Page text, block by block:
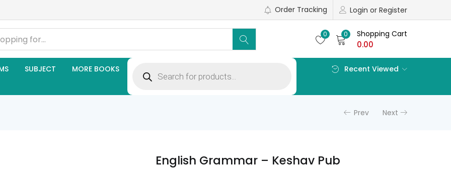
Login or Register
Order Tracking
0 0 Shopping Cart
0.00
SUBJECT MORE BOOKS search Recent Viewed
Prev Next
English Grammar – Keshav Pub